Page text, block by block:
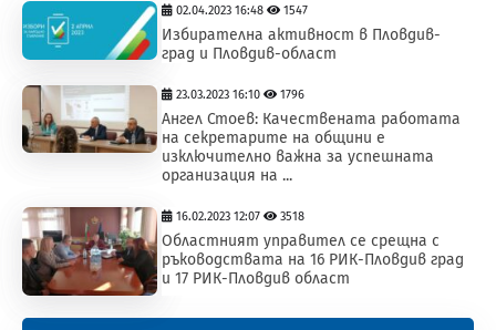
02.04.2023 16:48 1547
Избирателна активност в Пловдив-
град и Пловдив-област
23.03.2023 16:10 1796
Ангел Стоев: Качествената работата
на секретарите на общини е
изключително важна за успешната
организация на ...
16.02.2023 12:07 3518
Областният управител се срещна с
ръководствата на 16 РИК-Пловдив град
и 17 РИК-Пловдив област